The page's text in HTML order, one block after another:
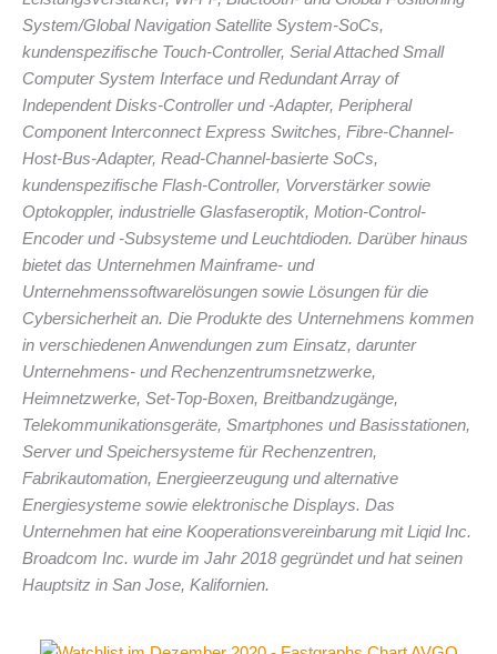
System/Global Navigation Satellite System-SoCs,
kundenspezifische Touch-Controller, Serial Attached Small
Computer System Interface und Redundant Array of
Independent Disks-Controller und -Adapter, Peripheral
Component Interconnect Express Switches, Fibre-Channel-
Host-Bus-Adapter, Read-Channel-basierte SoCs,
kundenspezifische Flash-Controller, Vorverstärker sowie
Optokoppler, industrielle Glasfaseroptik, Motion-Control-
Encoder und -Subsysteme und Leuchtdioden. Darüber hinaus
bietet das Unternehmen Mainframe- und
Unternehmenssoftwarelösungen sowie Lösungen für die
Cybersicherheit an. Die Produkte des Unternehmens kommen
in verschiedenen Anwendungen zum Einsatz, darunter
Unternehmens- und Rechenzentrumsnetzwerke,
Heimnetzwerke, Set-Top-Boxen, Breitbandzugänge,
Telekommunikationsgeräte, Smartphones und Basisstationen,
Server und Speichersysteme für Rechenzentren,
Fabrikautomation, Energieerzeugung und alternative
Energiesysteme sowie elektronische Displays. Das
Unternehmen hat eine Kooperationsvereinbarung mit Liqid Inc.
Broadcom Inc. wurde im Jahr 2018 gegründet und hat seinen
Hauptsitz in San Jose, Kalifornien.